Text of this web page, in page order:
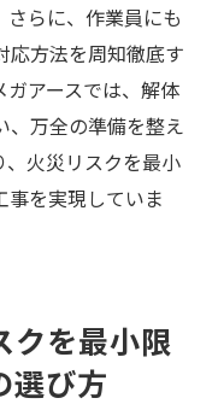
らに、作業員にも
応方法を周知徹底す
アースでは、解体
、万全の準備を整え
、火災リスクを最小
事を実現していま
クを最小限
選び方